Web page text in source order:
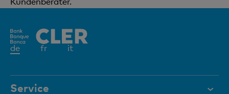
deAktives
fr it
Service